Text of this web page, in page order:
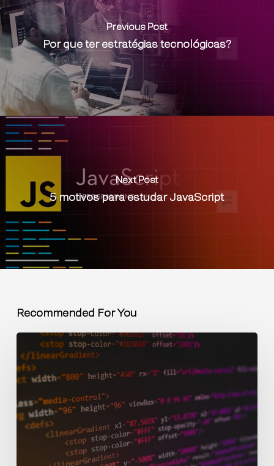
Previous Post
Por que ter estratégias tecnológicas?
Next Post
5 motivos para estudar JavaScript
Recommended For You